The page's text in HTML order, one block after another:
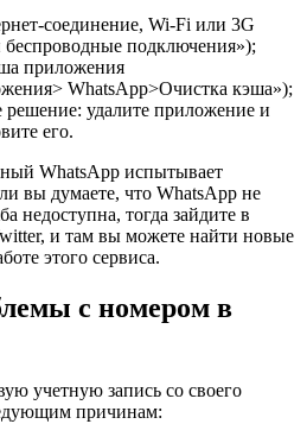
соединение, Wi-Fi или 3G
подключения»);
приложения
WhatsApp>Очистка кэша»);
решение: удалите приложение и
его.
WhatsApp испытывает
вы думаете, что WhatsApp не
недоступна, тогда зайдите в
и там вы можете найти новые
этого сервиса.
с номером в
учетную запись со своего
причинам: